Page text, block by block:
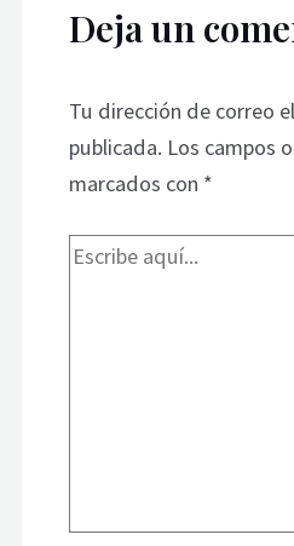
Deja un
Tu dirección de correo
publicada. Los campos
marcados con *